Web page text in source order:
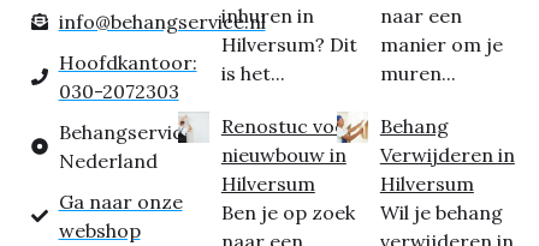
info@behangservice.nl
Hoofdkantoor:
030-2072303
Behangservice
Nederland
Ga naar onze
webshop
inhuren in
Hilversum? Dit
is het...
Renostuc voor
nieuwbouw in
Hilversum
Ben je op zoek
naar een
naar een
manier om je
muren...
Behang
Verwijderen in
Hilversum
Wil je behang
verwijderen in